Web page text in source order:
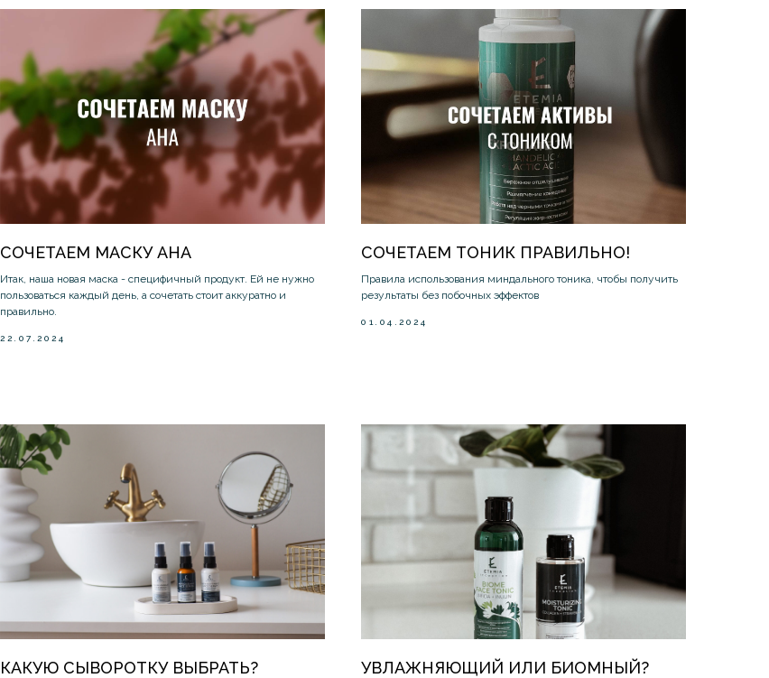
СОЧЕТАЕМ МАСКУ AHA
Итак, наша новая маска - специфичный продукт. Ей не нужно
пользоваться каждый день, а сочетать стоит аккуратно и
правильно.
22.07.2024
СОЧЕТАЕМ ТОНИК ПРАВИЛЬНО!
Правила использования миндального тоника, чтобы получить
результаты без побочных эффектов
01.04.2024
КАКУЮ СЫВОРОТКУ ВЫБРАТЬ? УВЛАЖНЯЮЩИЙ ИЛИ БИОМНЫЙ?